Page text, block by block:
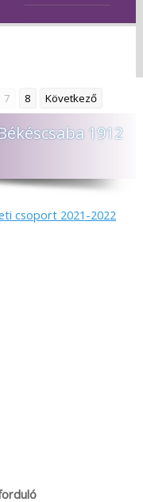
7 8 Következő
1912
csoport 2021-2022